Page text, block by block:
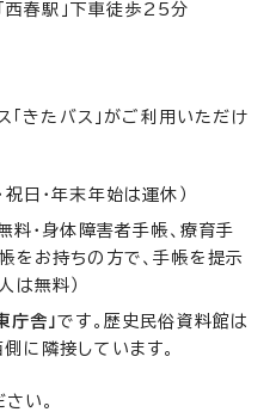
西春駅」下車徒歩25分
「きたバス」がご利用いただけ
日・年末年始は運休）
料・身体障害者手帳、療育手
をお持ちの方で、手帳を提示
は無料）
庁舎」です。歴史民俗資料館は
に隣接しています。
い。